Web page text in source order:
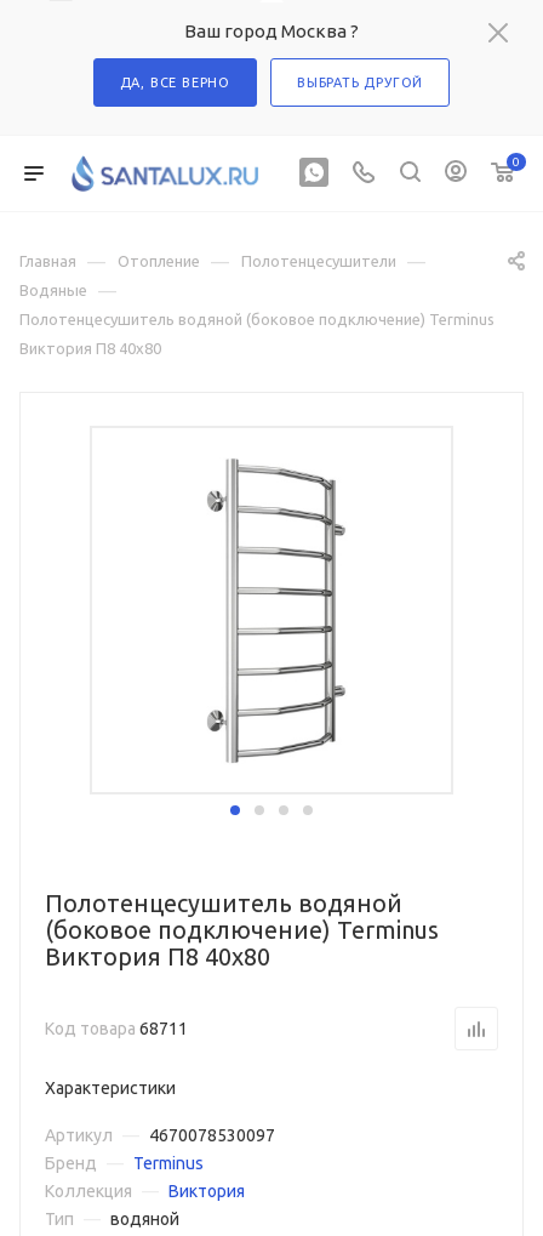
Ваш город Москва ?
ДА, ВСЕ ВЕРНО ВЫБРАТЬ ДРУГОЙ
0
Главная — Отопление — Полотенцесушители —
Водяные —
Полотенцесушитель водяной (боковое подключение) Terminus
Виктория П8 40х80
Полотенцесушитель водяной
(боковое подключение) Terminus
Виктория П8 40х80
Код товара 68711
Характеристики
Артикул
4670078530097
Бренд
Terminus
Коллекция
Виктория
Тип
водяной